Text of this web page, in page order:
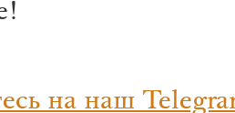
на наш